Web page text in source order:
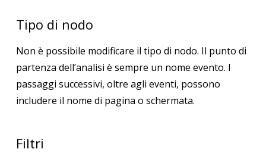
Tipo di nodo
Non è possibile modificare il tipo di nodo. Il punto di
partenza dell’analisi è sempre un nome evento. I
passaggi successivi, oltre agli eventi, possono
includere il nome di pagina o schermata.
Filtri